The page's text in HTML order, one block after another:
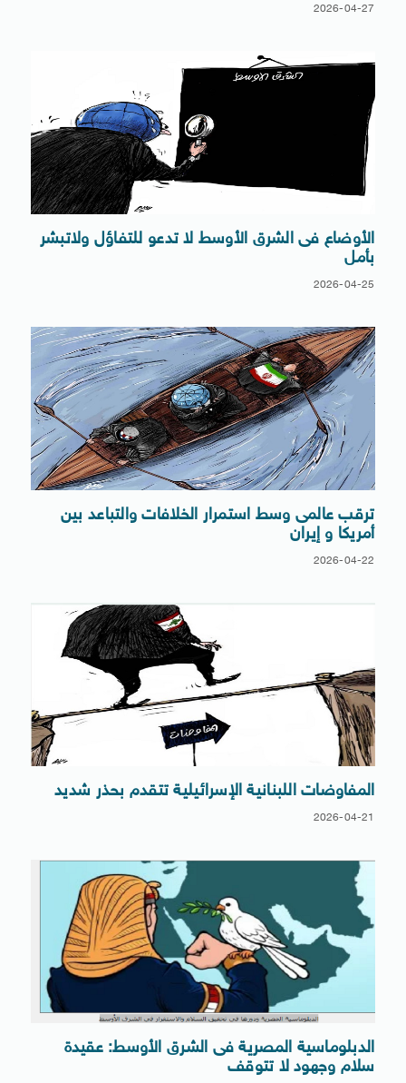
2026-04-27
الأوضاع فى الشرق الأوسط لا تدعو للتفاؤل ولاتبشر
بأمل
2026-04-25
ترقب عالمى وسط استمرار الخلافات والتباعد بين
أمريكا و إيران
2026-04-22
المفاوضات اللبنانية الإسرائيلية تتقدم بحذر شديد
2026-04-21
الدبلوماسية المصرية فى الشرق الأوسط: عقيدة
سلام وجهود لا تتوقف